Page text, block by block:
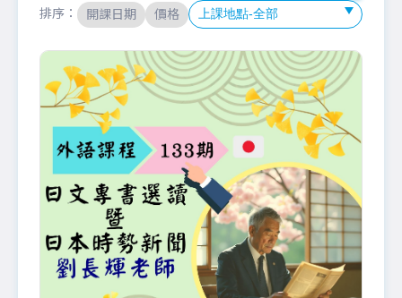
排序： 開課日期 價格